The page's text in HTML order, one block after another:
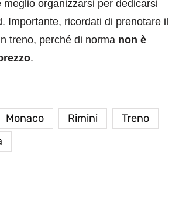
meglio organizzarsi per dedicarsi
Importante, ricordati di prenotare il
treno, perché di norma non è
.
Monaco Rimini
Treno